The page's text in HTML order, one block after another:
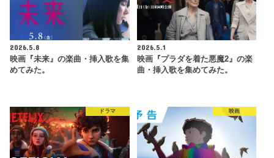
2026.5.8
映画『未来』の楽曲・挿入歌を集
めてみた。
2026.5.1
映画『プラダを着た悪魔2』の楽
曲・挿入歌を集めてみた。
ドラマ 映画